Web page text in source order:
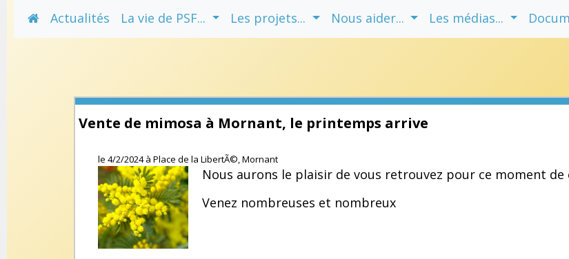
Actualités La vie de PSF... Les projets... Nous aider... Les médias...
Vente de mimosa à Mornant, le printemps arrive
le4/2/2024àPlace de la LibertÃ©, Mornant
Nous aurons le plaisir de vous retrouvez pour ce moment
Venez nombreuses et nombreux